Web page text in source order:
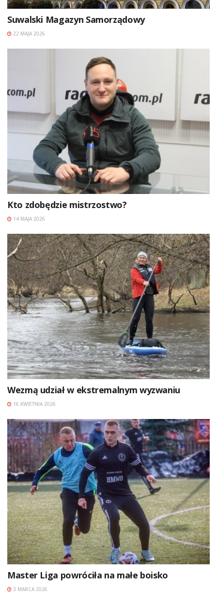
Suwalski Magazyn Samorządowy
22 MAJA 2026
Kto zdobędzie mistrzostwo?
14 MAJA 2026
Wezmą udział w ekstremalnym wyzwaniu
16 KWIETNIA 2026
Master Liga powróciła na małe boisko
3 MARCA 2026